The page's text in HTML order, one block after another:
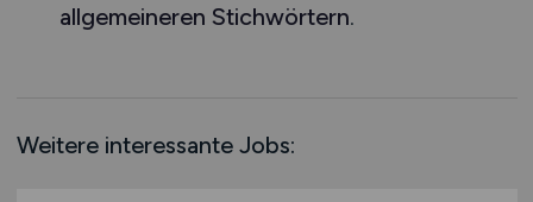
Schleswig-Holstein
Schweiz
allgemeineren Stichwörtern.
Weitere interessante Jobs: